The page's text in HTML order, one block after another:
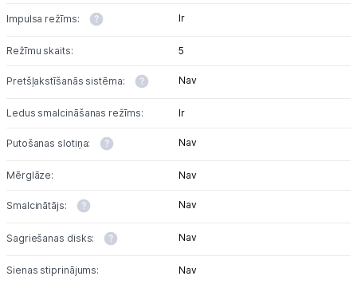
Impulsa režīms: Ir
Režīmu skaits: 5
Pretšļakstīšanās sistēma: Nav
Ledus smalcināšanas režīms: Ir
Putošanas slotiņa: Nav
Mērglāze: Nav
Smalcinātājs: Nav
Sagriešanas disks: Nav
Sienas stiprinājums: Nav